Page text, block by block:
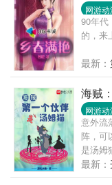
风：“
网游动
90年
的，来
最新：
海贼
网游动
意外流
阵，可
是汤姆
最新：